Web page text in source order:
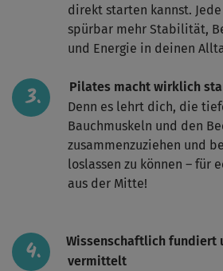
direkt starten kannst.
spürbar mehr Stabilität,
und Energie in deinen
Pilates macht wirklich
Denn es lehrt dich, die
Bauchmuskeln und den
zusammenzuziehen und
loslassen zu können – für
aus der Mitte!
Wissenschaftlich fundiert
vermittelt